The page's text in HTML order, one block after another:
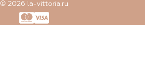
© 2026 la-vittoria.ru